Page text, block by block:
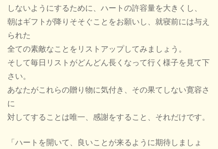
しないようにするために、ハートの許容量を大きくし、
朝はギフトが降りそそぐことをお願いし、就寝前には与え
られた
全ての素敵なことをリストアップしてみましょう。
そして毎日リストがどんどん長くなって行く様子を見て下
さい。
あなたがこれらの贈り物に気付き、その果てしない寛容さ
に
対してすることは唯一、感謝をすること、それだけです。
「ハートを開いて、良いことが来るように期待しましょ